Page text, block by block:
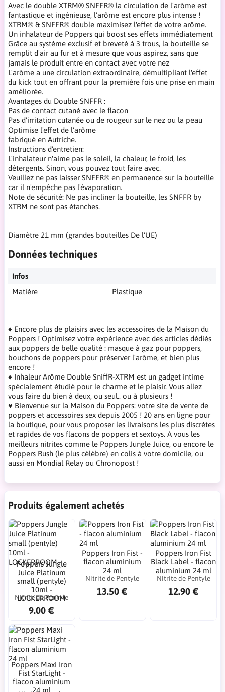
Avec le double XTRM® SNFFR® la circulation de l'arôme est
fantastique et ingénieuse, l'arôme est encore plus intense !
XTRM® & SNFFR® double maximisez l'effet de votre arôme.
Un inhalateur de Poppers qui boost ses effets immédiatement
Grâce au système exclusif et breveté à 3 trous, la bouteille se
remplit d'air au fur et à mesure que vous aspirez, sans que
jamais le produit entre en contact avec votre nez
L'arôme a une circulation extraordinaire, démultipliant l'effet
du kick tout en offrant pour la première fois une prise en main
améliorée.
Avantages du Double SNFFR :
Pas de contact cutané avec le flacon
Pas d'irritation cutanée ou de rougeur sur le nez ou la peau
Optimise l'effet de l'arôme
fabriqué en Autriche.
Instructions d'entretien:
L'inhalateur n'aime pas le soleil, la chaleur, le froid, les
détergents. Sinon, vous pouvez tout faire avec.
Veuillez ne pas laisser SNFFR® en permanence sur la bouteille
car il n'empêche pas l'évaporation.
Note de sécurité: Ne pas incliner la bouteille, les SNFFR by
XTRM ne sont pas étanches.
Diamètre 21 mm (grandes bouteilles De l'UE)
Données techniques
Infos
Matière
Plastique
♦ Encore plus de plaisirs avec les accessoires de la Maison du
Poppers ! Optimisez votre expérience avec des articles dédiés
aux poppers de belle qualité : masque à gaz pour poppers,
bouchons de poppers pour préserver l'arôme, et bien plus
encore !
♦ Inhaleur Arôme Double SniffR-XTRM est un gadget intime
spécialement étudié pour le charme et le plaisir. Vous allez
vous faire du bien à deux, ou seul.. ou à plusieurs !
♥ Bienvenue sur la Maison du Poppers: votre site de vente de
poppers et accessoires sex depuis 2005 ! 20 ans en ligne pour
la boutique, pour vous proposer les livraisons les plus discrètes
et rapides de vos flacons de poppers et sextoys. A vous les
meilleurs nitrites comme le Poppers Jungle Juice, ou encore le
Poppers Rush (le plus célèbre) en colis à votre domicile, ou
aussi en Mondial Relay ou Chronopost !
Produits également achetés
Poppers Jungle
Juice Platinum
small (pentyle)
10ml -
LOCKERROOM
Nitrite de Pentyle
9.00 €
Poppers Iron Fist -
flacon aluminium
24 ml
Nitrite de Pentyle
13.50 €
Poppers Iron Fist
Black Label - flacon
aluminium 24 ml
Nitrite de Pentyle
12.90 €
Poppers Maxi Iron
Fist StarLight -
flacon aluminium
24 ml